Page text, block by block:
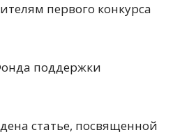
первого конкурса
поддержки
статье, посвященной